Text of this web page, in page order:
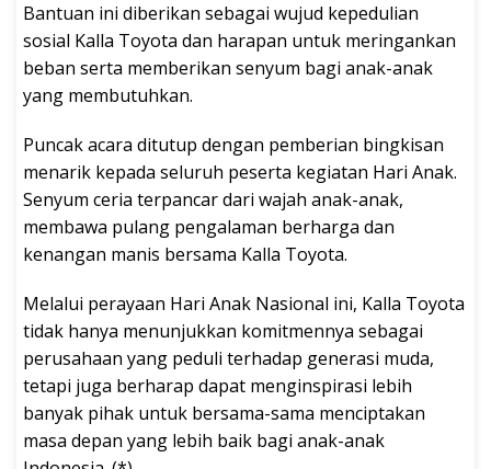
Bantuan ini diberikan sebagai wujud kepedulian
sosial Kalla Toyota dan harapan untuk meringankan
beban serta memberikan senyum bagi anak-anak
yang membutuhkan.
Puncak acara ditutup dengan pemberian bingkisan
menarik kepada seluruh peserta kegiatan Hari Anak.
Senyum ceria terpancar dari wajah anak-anak,
membawa pulang pengalaman berharga dan
kenangan manis bersama Kalla Toyota.
Melalui perayaan Hari Anak Nasional ini, Kalla Toyota
tidak hanya menunjukkan komitmennya sebagai
perusahaan yang peduli terhadap generasi muda,
tetapi juga berharap dapat menginspirasi lebih
banyak pihak untuk bersama-sama menciptakan
masa depan yang lebih baik bagi anak-anak